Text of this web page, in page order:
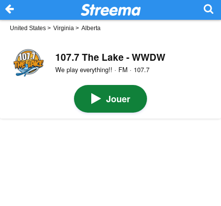
United States > Virginia > Alberta
107.7 The Lake - WWDW
We play everything!! · FM · 107.7
Jouer